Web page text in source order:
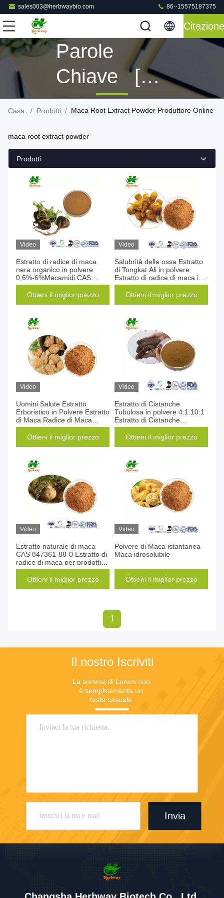
sales003@herbwaybio.com 86--15575187375
Citazione
Parole
Chiave [
Maca Root
Powder ]
Partita 6
Prodotti
Casa. / Prodotti / Maca Root Extract Powder Produttore Online
maca root extract powder
Prodotti
Video
Estratto di radice di maca
nera organico in polvere
0,6%-6%Macamidi CAS:
847361-88-0
Ottieni il miglior prezzo
Video
Salubrità delle ossa Estratto
di Tongkat Ali in polvere
Estratto di radice di maca in
polvere
Ottieni il miglior prezzo
Video
Uomini Salute Estratto
Erboristico in Polvere Estratto
di Maca Radice di Maca
Polvere Macamides
Ottieni il miglior prezzo
Video
Estratto di Cistanche
Tubulosa in polvere 4:1 10:1
Estratto di Cistanche
Deserticola
Ottieni il miglior prezzo
Video
Estratto naturale di maca
CAS 847361-88-0 Estratto di
radice di maca per prodotti
per la salute maschile
Ottieni il miglior prezzo
Video
Polvere di Maca istantanea
Maca idrosolubile
Ottieni il miglior prezzo
1
Il nostro Iscriviti
La somma di Lorem non
è semplicemente un
testo casuale.
Invia